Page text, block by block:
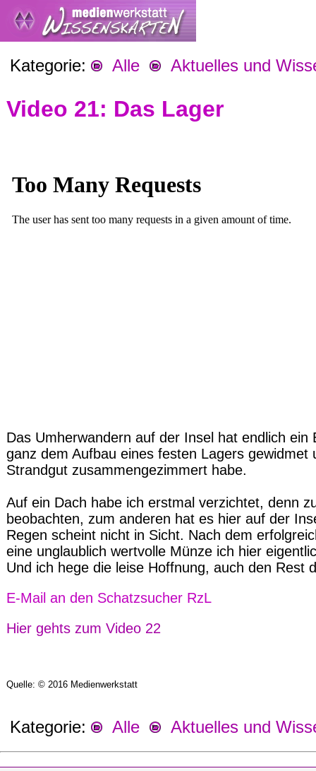
Kategorie: Alle Aktuelles und
Video 21: Das Lager
Das Umherwandern auf der Insel hat endlich
ganz dem Aufbau eines festen Lagers
Strandgut zusammengezimmert habe.
Auf ein Dach habe ich erstmal verzichtet, denn
beobachten, zum anderen hat es hier auf der
Regen scheint nicht in Sicht. Nach dem
eine unglaublich wertvolle Münze ich hier
Und ich hege die leise Hoffnung, auch den
E-Mail an den Schatzsucher RzL
Hier gehts zum Video 22
Quelle: © 2016 Medienwerkstatt
Kategorie: Alle Aktuelles und